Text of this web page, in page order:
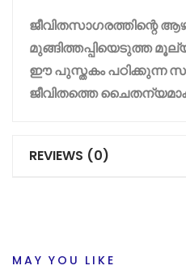
ജീവിതസാഗരത്തിന്റെ
മുങ്ങിത്തപ്പിയെടുത്ത
ഈപുസ്തകംപഠിക്കുന്ന
ജീവിതത്തെ
REVIEWS (0)
MAY YOU LIKE